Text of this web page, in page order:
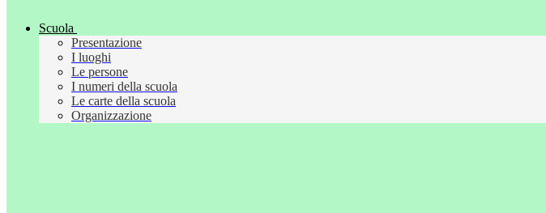
Scuola
Presentazione
I luoghi
Le persone
I numeri della scuola
Le carte della scuola
Organizzazione